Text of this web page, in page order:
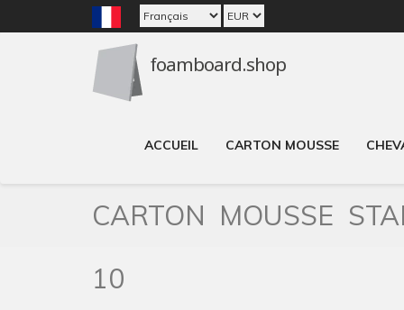
ACCUEIL CARTON MOUSSE
CARTON MOUSSE
10